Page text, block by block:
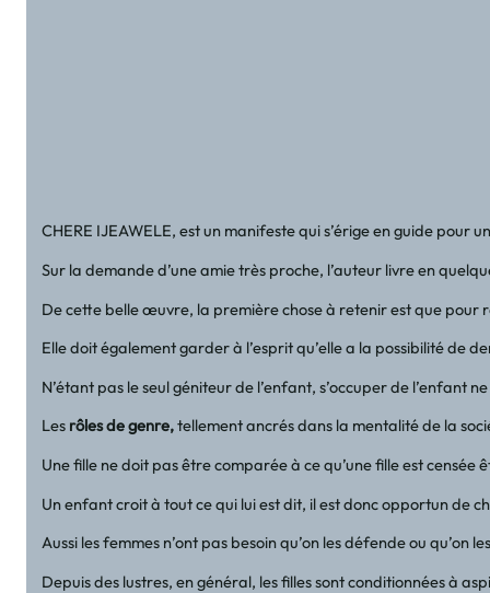
CHERE IJEAWELE, est un manifeste qui s’érige en guide
Sur la demande d’une amie très proche, l’auteur livre en
De cette belle œuvre, la première chose à retenir est que pour
Elle doit également garder à l’esprit qu’elle a la possibilité de
N’étant pas le seul géniteur de l’enfant, s’occuper de
Les rôles de genre,tellement ancrés dans la mentalité de la
Une fille ne doit pas être comparée à ce qu’une fille est
Un enfant croit à tout ce qui lui est dit, il est donc opportun de
Aussi les femmes n’ont pas besoin qu’on les défende ou
Depuis des lustres, en général, les filles sont conditionnées à